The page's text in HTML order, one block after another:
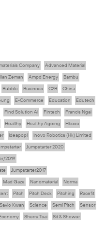
Company
Advanced Material
Zeman Ampd Energy
Bambu
Bubble Business C2B
China
E-Commerce Education
Edutech
Find Solution Ai Fintech
Francis Ngai
Healthy Healthy Ageing
Hkcec
Ideapop!
Inovo Robotics (Hk) Limited
Jumpstarter 2020
2019
Jumpstarter2017
Mad Gaze Nanomaterial
Norma
Pitch Pitch Deck Pitching
Racefit
Savio Kwan Science Semi Pitch
Sensor
Sherry Tsai
Sit & Shower